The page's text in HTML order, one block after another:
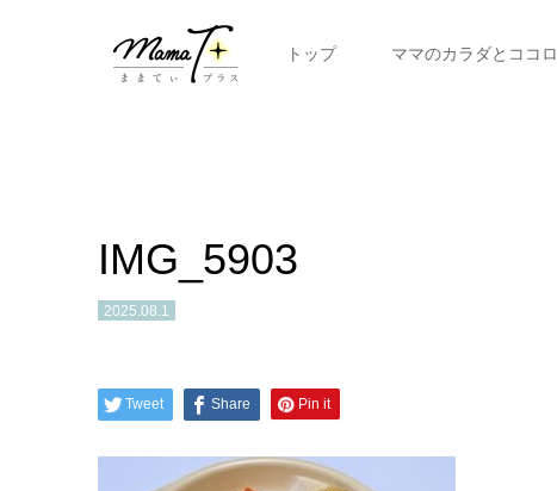
トップ ママのカラダとココロ
IMG_5903
2025.08.1
Tweet Share Pin it